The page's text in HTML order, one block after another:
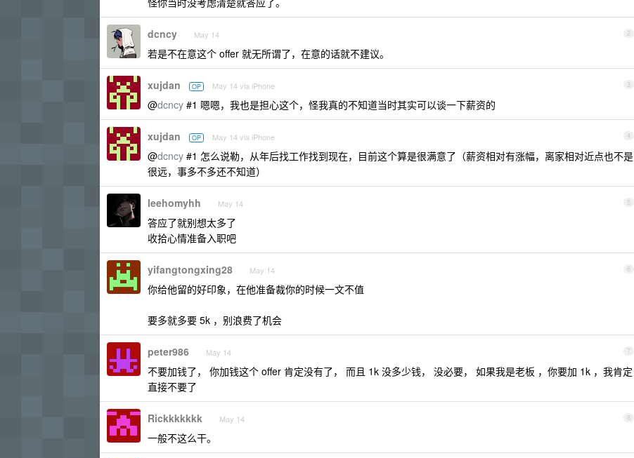
2
dcncy May 14
若是不在意这个 offer 就无所谓了，在意的话就不建议。
3
xujdan OP May 14 via iPhone
@dcncy #1 嗯嗯，我也是担心这个，怪我真的不知道当时其实可以谈一下薪资的
4
xujdan OP May 14 via iPhone
@dcncy #1 怎么说勒，从年后找工作找到现在，目前这个算是很满意了（薪资相对有涨幅，离家相对近点也不是
很远，事多不多还不知道）
5
leehomyhh May 14
答应了就别想太多了
收拾心情准备入职吧
6
yifangtongxing28 May 14
你给他留的好印象，在他准备裁你的时候一文不值
要多就多要 5k ，别浪费了机会
7
peter986 May 14
不要加钱了， 你加钱这个 offer 肯定没有了， 而且 1k 没多少钱， 没必要， 如果我是老板 ，你要加 1k ，我肯定
直接不要了
8
Rickkkkkkk May 14
一般不这么干。